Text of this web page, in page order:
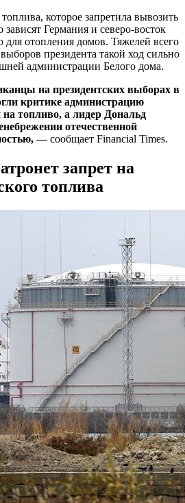
которое запретила вывозить
Германия и северо-восток
отопления домов. Тяжелей всего
президента такой ход сильно
администрации Белого дома.
на президентских выборах в
критике администрацию
на топливо, а лидер Дональд
отечественной
—сообщает Financial Times.
запрет на
топлива